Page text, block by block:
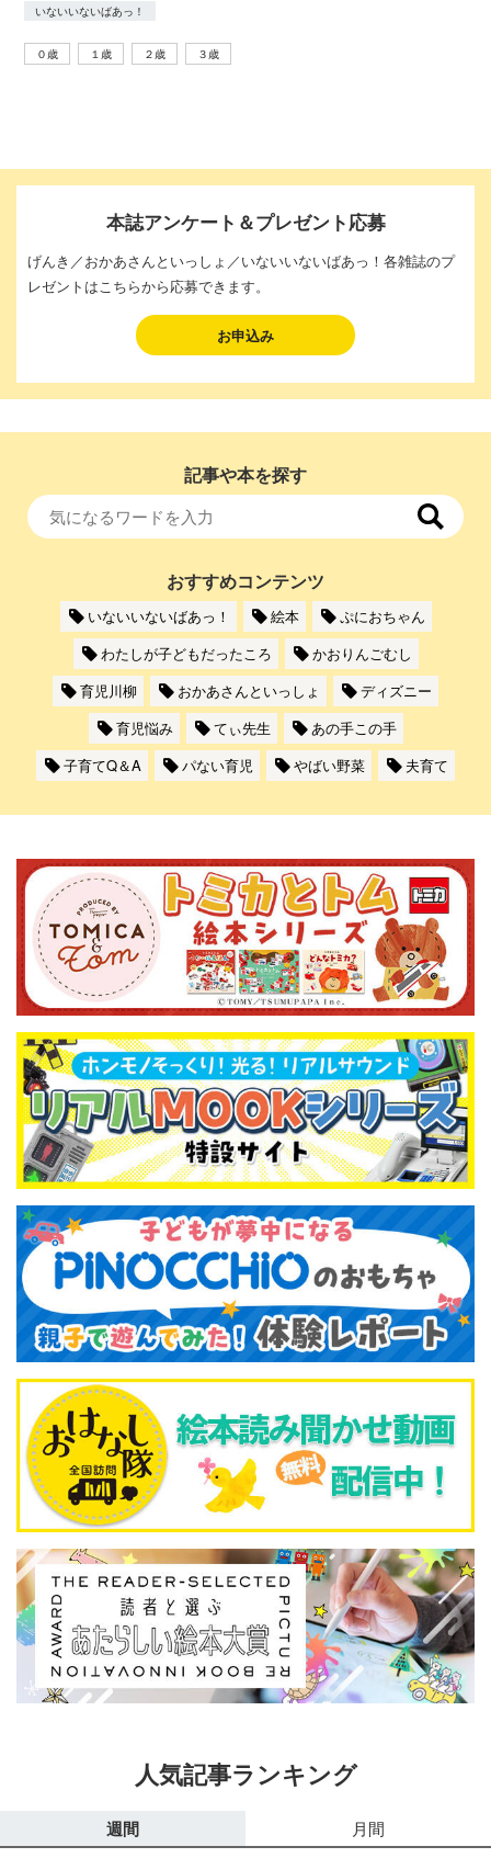
いないいないばあっ！
０歳 １歳 ２歳 ３歳
本誌アンケート＆プレゼント応募
げんき／おかあさんといっしょ／いないいないばあっ！各雑誌のプ
レゼントはこちらから応募できます。
お申込み
記事や本を探す
おすすめコンテンツ
いないいないばあっ！ 絵本
ぷにおちゃん
わたしが子どもだったころ
かおりんごむし
育児川柳
おかあさんといっしょ
ディズニー
育児悩み
てぃ先生
あの手この手
子育てQ＆A
パない育児 やばい野菜 夫育て
人気記事ランキング
週間 月間